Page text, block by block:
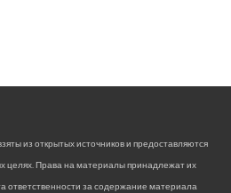
из открытых источников и предоставляются
целях. Права на материалы принадлежат их
ответственности за содержание материала